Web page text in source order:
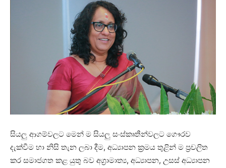
සියලු ආගම්වලට මෙන් ම සියලු සංස්කෘතීන්වලට ගෞරව
දැක්වීම හා නිසි තැන ලබා දීම, අධ්‍යාපන ක්‍රමය තුළින් ම ප්‍රචලිත
කර සමාජගත කළ යුතු බව අග්‍රාමාත්‍ය, අධ්‍යාපන, උසස් අධ්‍යාපන